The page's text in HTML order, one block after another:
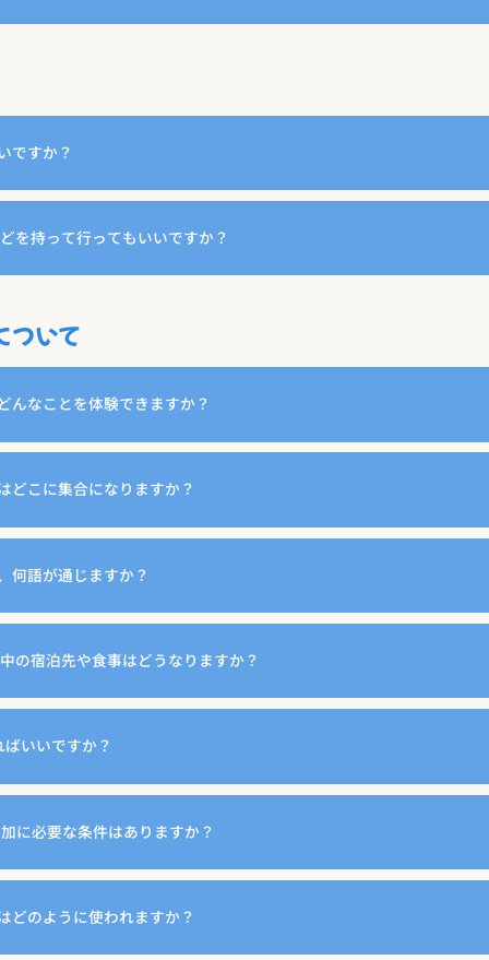
ですか？
を持って行ってもいいですか？
ついて
んなことを体験できますか？
どこに集合になりますか？
何語が通じますか？
の宿泊先や食事はどうなりますか？
いいですか？
に必要な条件はありますか？
どのように使われますか？